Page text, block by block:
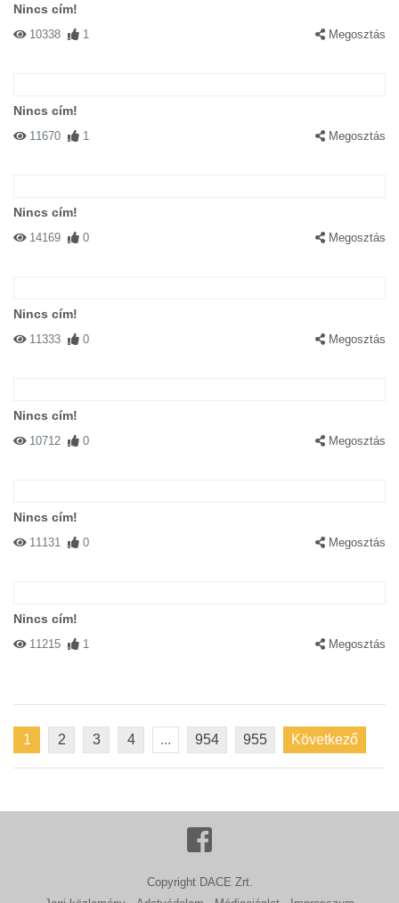
Nincs cím!
10338 1 Megosztás
Nincs cím!
11670 1 Megosztás
Nincs cím!
14169 0 Megosztás
Nincs cím!
11333 0 Megosztás
Nincs cím!
10712 0 Megosztás
Nincs cím!
11131 0 Megosztás
Nincs cím!
11215 1 Megosztás
1 2 3 4 ... 954 955 Következő
Copyright DACE Zrt.